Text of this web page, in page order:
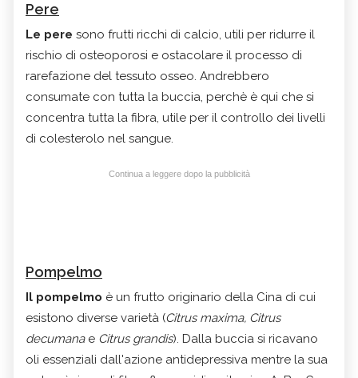
Pere
Le pere sono frutti ricchi di calcio, utili per ridurre il
rischio di osteoporosi e ostacolare il processo di
rarefazione del tessuto osseo. Andrebbero
consumate con tutta la buccia, perchè è qui che si
concentra tutta la fibra, utile per il controllo dei livelli
di colesterolo nel sangue.
Continua a leggere dopo la pubblicità
Pompelmo
Il pompelmo è un frutto originario della Cina di cui
esistono diverse varietà (Citrus maxima, Citrus
decumanae Citrus grandis). Dalla buccia si ricavano
oli essenziali dall'azione antidepressiva mentre la sua